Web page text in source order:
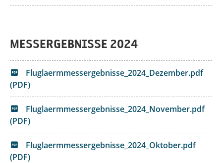
MESSERGEBNISSE 2024
Fluglaermmessergebnisse_2024_Dezember.pdf
(PDF)
Fluglaermmessergebnisse_2024_November.pdf
(PDF)
Fluglaermmessergebnisse_2024_Oktober.pdf
(PDF)